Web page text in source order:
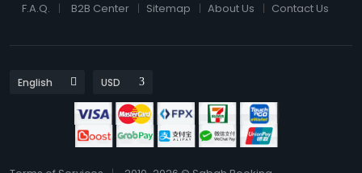
F.A.Q. B2B Center Sitemap About Us Contact Us